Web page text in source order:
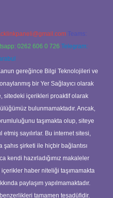
Teams:
0262 606 0 726 Telegram:
gereğince Bilgi Teknolojileri ve
bir Yer Sağlayıcı olarak
sitedeki içerikleri proaktif olarak
bulunmamaktadır. Ancak,
taşımakta olup, siteye
sayılırlar. Bu internet sitesi,
şirketi ile hiçbir bağlantısı
kendi hazırladığımız makaleler
haber niteliği taşımamakta
paylaşım yapılmamaktadır.
tamamen tesadüfidir.